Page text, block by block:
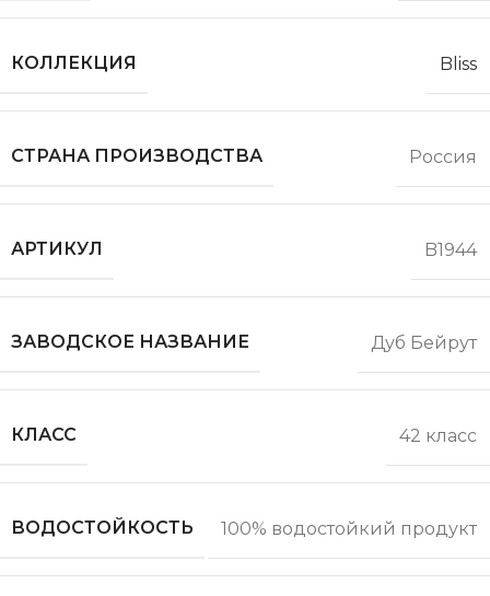
КОЛЛЕКЦИЯ Bliss
СТРАНА ПРОИЗВОДСТВА Россия
АРТИКУЛ B1944
ЗАВОДСКОЕ НАЗВАНИЕ Дуб Бейрут
КЛАСС 42 класс
ВОДОСТОЙКОСТЬ 100% водостойкий продукт